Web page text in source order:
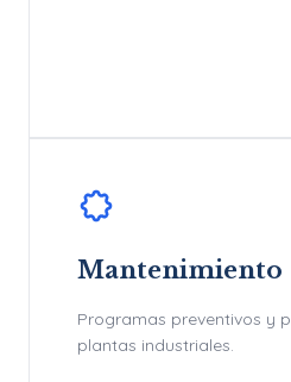
Mantenimiento
Programas preventivos y
plantas industriales.